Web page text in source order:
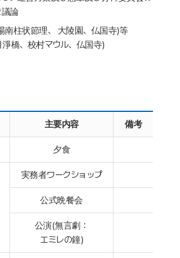
論
南柱状節理、 大陵園、仏国寺)等
淨橋、校村マウル、仏国寺)
主要内容 備考
夕食
実務者ワークショップ
公式晩餐会
公演(無言劇：
エミレの鐘)